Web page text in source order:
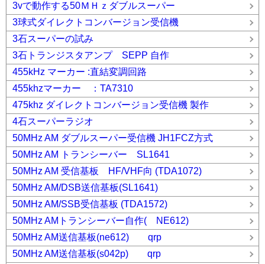
3vで動作する50ＭＨｚダブルスーパー
3球式ダイレクトコンバージョン受信機
3石スーパーの試み
3石トランジスタアンプ SEPP 自作
455kHz マーカー :直結変調回路
455khzマーカー ：TA7310
475khz ダイレクトコンバージョン受信機 製作
4石スーパーラジオ
50MHz AM ダブルスーパー受信機 JH1FCZ方式
50MHz AM トランシーバー SL1641
50MHz AM 受信基板 HF/VHF向 (TDA1072)
50MHz AM/DSB送信基板(SL1641)
50MHz AM/SSB受信基板 (TDA1572)
50MHz AMトランシーバー自作( NE612)
50MHz AM送信基板(ne612) qrp
50MHz AM送信基板(s042p) qrp